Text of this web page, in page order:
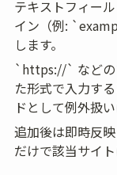
テキストフィー
イン（例:
します。
`https://` などの
た形式で入力す
ドとして例外扱い
追加後は即時反
だけで該当サイ